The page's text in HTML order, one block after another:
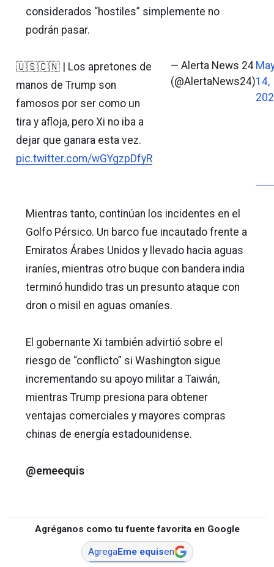
considerados “hostiles” simplemente no
podrán pasar.
🇺🇸🇨🇳 | Los apretones de
manos de Trump son
famosos por ser como un
tira y afloja, pero Xi no iba a
dejar que ganara esta vez.
pic.twitter.com/wGYgzpDfyR
— Alerta News 24
(@AlertaNews24)14,
Mientras tanto, continúan los incidentes en el
Golfo Pérsico. Un barco fue incautado frente a
Emiratos Árabes Unidos y llevado hacia aguas
iraníes, mientras otro buque con bandera india
terminó hundido tras un presunto ataque con
dron o misil en aguas omaníes.
El gobernante Xi también advirtió sobre el
riesgo de “conflicto” si Washington sigue
incrementando su apoyo militar a Taiwán,
mientras Trump presiona para obtener
ventajas comerciales y mayores compras
chinas de energía estadounidense.
@emeequis
Agréganos como tu fuente favorita en Google
AgregaEme equisen